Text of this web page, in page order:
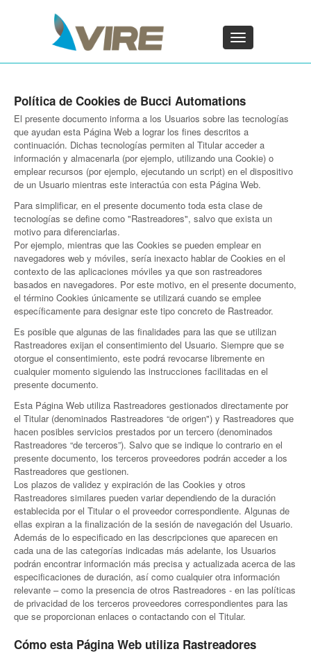
Toggle
navigation
ZH - 汉语
Política de Cookies de Bucci Automations
El presente documento informa a los Usuarios sobre las tecnologías
que ayudan esta Página Web a lograr los fines descritos a
continuación. Dichas tecnologías permiten al Titular acceder a
información y almacenarla (por ejemplo, utilizando una Cookie) o
emplear recursos (por ejemplo, ejecutando un script) en el dispositivo
de un Usuario mientras este interactúa con esta Página Web.
Para simplificar, en el presente documento toda esta clase de
tecnologías se define como "Rastreadores", salvo que exista un
motivo para diferenciarlas.
Por ejemplo, mientras que las Cookies se pueden emplear en
navegadores web y móviles, sería inexacto hablar de Cookies en el
contexto de las aplicaciones móviles ya que son rastreadores
basados en navegadores. Por este motivo, en el presente documento,
el término Cookies únicamente se utilizará cuando se emplee
específicamente para designar este tipo concreto de Rastreador.
Es posible que algunas de las finalidades para las que se utilizan
Rastreadores exijan el consentimiento del Usuario. Siempre que se
otorgue el consentimiento, este podrá revocarse libremente en
cualquier momento siguiendo las instrucciones facilitadas en el
presente documento.
Esta Página Web utiliza Rastreadores gestionados directamente por
el Titular (denominados Rastreadores “de origen") y Rastreadores que
hacen posibles servicios prestados por un tercero (denominados
Rastreadores “de terceros”). Salvo que se indique lo contrario en el
presente documento, los terceros proveedores podrán acceder a los
Rastreadores que gestionen.
Los plazos de validez y expiración de las Cookies y otros
Rastreadores similares pueden variar dependiendo de la duración
establecida por el Titular o el proveedor correspondiente. Algunas de
ellas expiran a la finalización de la sesión de navegación del Usuario.
Además de lo especificado en las descripciones que aparecen en
cada una de las categorías indicadas más adelante, los Usuarios
podrán encontrar información más precisa y actualizada acerca de las
especificaciones de duración, así como cualquier otra información
relevante – como la presencia de otros Rastreadores - en las políticas
de privacidad de los terceros proveedores correspondientes para las
que se proporcionan enlaces o contactando con el Titular.
Cómo esta Página Web utiliza Rastreadores